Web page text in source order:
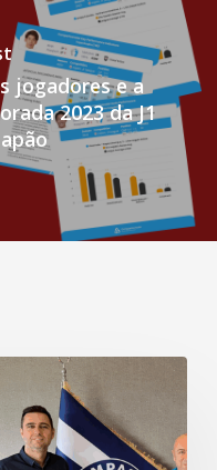
jogadores e a
2023 da J1